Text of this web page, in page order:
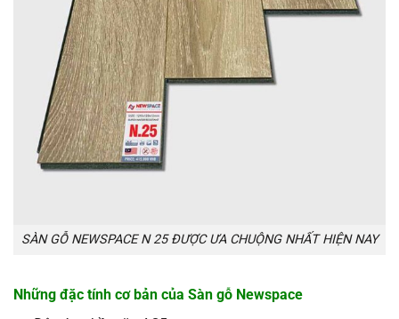
SÀN GỖ NEWSPACE N 25 ĐƯỢC ƯA CHUỘNG NHẤT HIỆN NAY
Những đặc tính cơ bản của Sàn gỗ Newspace